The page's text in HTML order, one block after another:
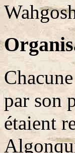
par son
étaient